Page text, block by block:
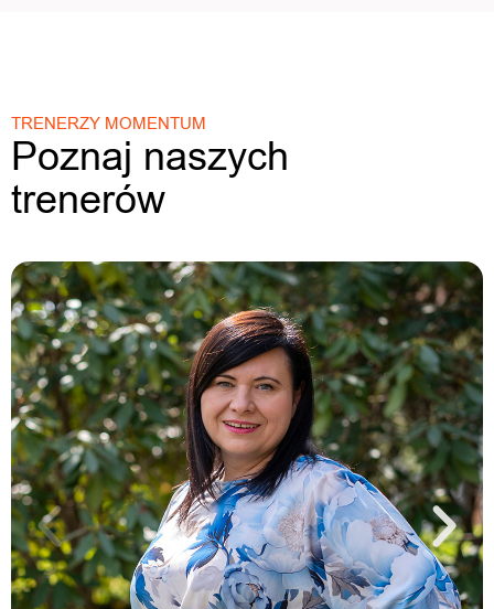
TRENERZY MOMENTUM
Poznaj naszych
trenerów